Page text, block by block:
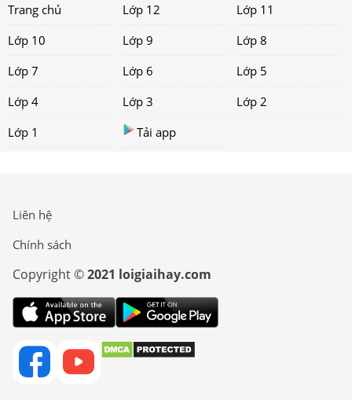
Trang chủ Lớp 12
Lớp 11
Lớp 10
Lớp 9
Lớp 8
Lớp 7
Lớp 6
Lớp 5
Lớp 4
Lớp 3
Lớp 2
Lớp 1
Tải app
Liên hệ
Chính sách
Copyright ©2021 loigiaihay.com